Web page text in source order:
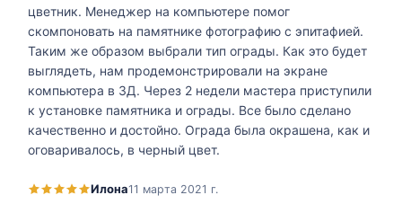
цветник. Менеджер на компьютере помог
скомпоновать на памятнике фотографию с эпитафией.
Таким же образом выбрали тип ограды. Как это будет
выглядеть, нам продемонстрировали на экране
компьютера в 3Д. Через 2 недели мастера приступили
к установке памятника и ограды. Все было сделано
качественно и достойно. Ограда была окрашена, как и
оговаривалось, в черный цвет.
Илона11 марта 2021 г.